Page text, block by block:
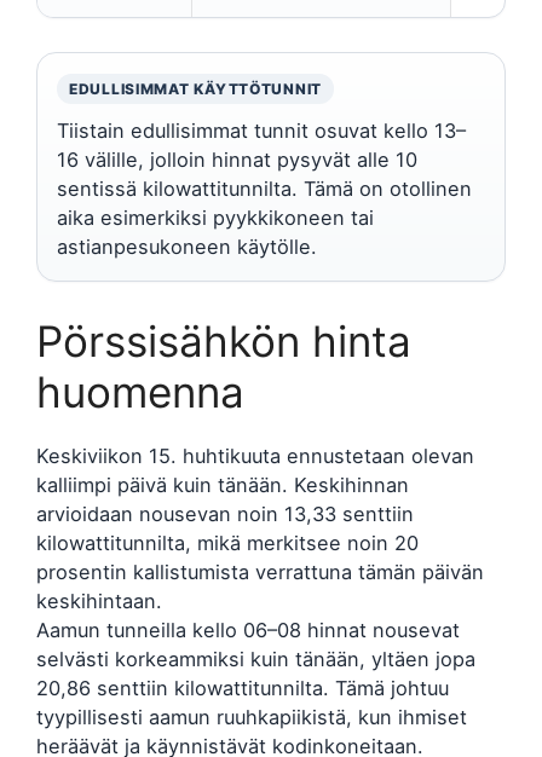
EDULLISIMMAT KÄYTTÖTUNNIT
Tiistain edullisimmat tunnit osuvat kello 13–
16 välille, jolloin hinnat pysyvät alle 10
sentissä kilowattitunnilta. Tämä on otollinen
aika esimerkiksi pyykkikoneen tai
astianpesukoneen käytölle.
Pörssisähkön hinta
huomenna
Keskiviikon 15. huhtikuuta ennustetaan olevan
kalliimpi päivä kuin tänään. Keskihinnan
arvioidaan nousevan noin 13,33 senttiin
kilowattitunnilta, mikä merkitsee noin 20
prosentin kallistumista verrattuna tämän päivän
keskihintaan.
Aamun tunneilla kello 06–08 hinnat nousevat
selvästi korkeammiksi kuin tänään, yltäen jopa
20,86 senttiin kilowattitunnilta. Tämä johtuu
tyypillisesti aamun ruuhkapiikistä, kun ihmiset
heräävät ja käynnistävät kodinkoneitaan.